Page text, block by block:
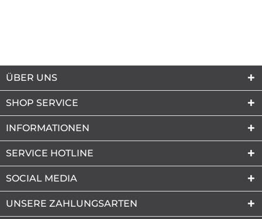
ÜBER UNS
SHOP SERVICE
INFORMATIONEN
SERVICE HOTLINE
SOCIAL MEDIA
UNSERE ZAHLUNGSARTEN